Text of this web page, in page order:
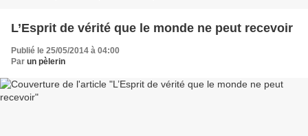
L’Esprit de vérité que le monde ne peut recevoir
Publié le 25/05/2014 à 04:00
Par un pèlerin